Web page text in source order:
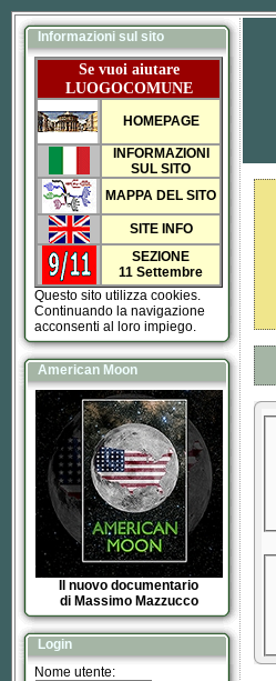
Informazioni sul sito
Se vuoi aiutare
LUOGOCOMUNE
HOMEPAGE
INFORMAZIONI
SUL SITO
MAPPA DEL SITO
SITE INFO
SEZIONE
11 Settembre
Questo sito utilizza cookies.
Continuando la navigazione
acconsenti al loro impiego.
American Moon
Il nuovo documentario
di Massimo Mazzucco
Login
Nome utente: